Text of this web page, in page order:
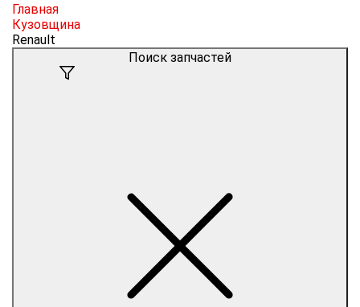
Главная
Кузовщина
Renault
Поиск запчастей